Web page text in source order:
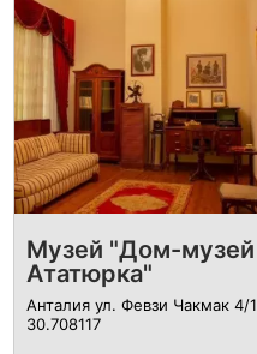
Музей "Дом-музей
Ататюрка"
Анталия ул. Февзи Чакмак 4/1
30.708117